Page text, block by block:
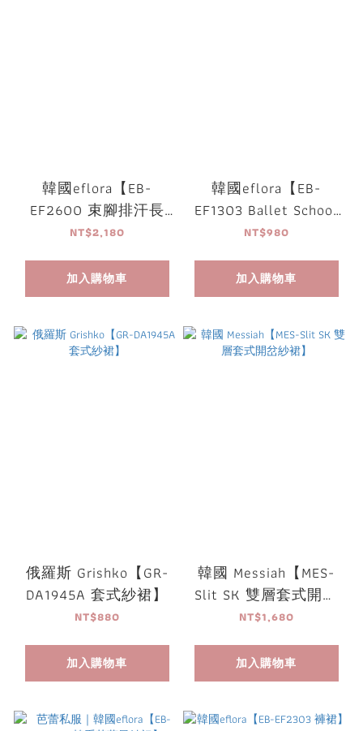
韓國eflora【EB-
EF2600 束腳排汗長
褲】
NT$2,180
加入購物車
韓國eflora【EB-
EF1303 Ballet School
寬版T恤】
NT$980
加入購物車
俄羅斯 Grishko【GR-
DA1945A 套式紗裙】
NT$880
加入購物車
韓國 Messiah【MES-
Slit SK 雙層套式開岔
紗裙】
NT$1,680
加入購物車